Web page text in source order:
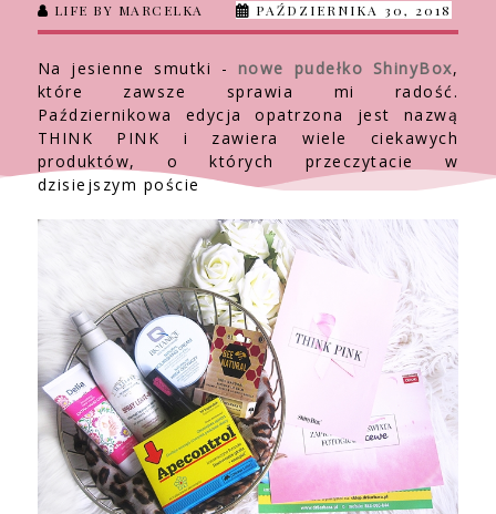
LIFE BY MARCELKA PAŹDZIERNIKA 30, 2018
Na jesienne smutki - nowe pudełko ShinyBox,
które zawsze sprawia mi radość.
Październikowa edycja opatrzona jest nazwą
THINK PINK i zawiera wiele ciekawych
produktów, o których przeczytacie w
dzisiejszym poście